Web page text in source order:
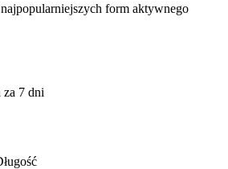
form aktywnego
za 7 dni